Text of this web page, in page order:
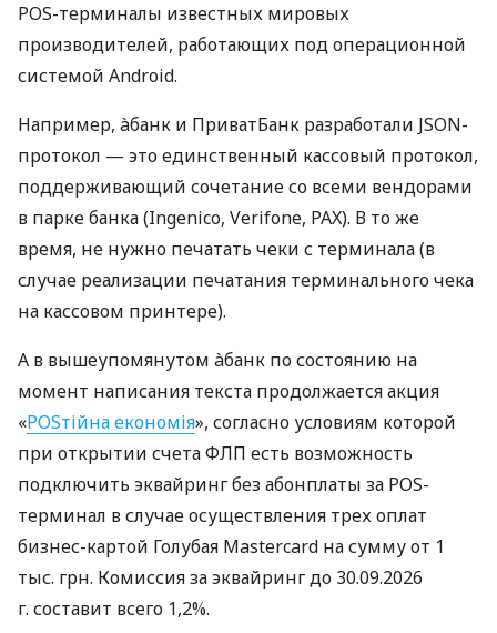
POS-терминалы известных мировых
производителей, работающих под операционной
системой Android.
Например, àбанк и ПриватБанк разработали JSON-
протокол — это единственный кассовый протокол,
поддерживающий сочетание со всеми вендорами
в парке банка (Ingenico, Verifone, PAX). В то же
время, не нужно печатать чеки с терминала (в
случае реализации печатания терминального чека
на кассовом принтере).
А в вышеупомянутом àбанк по состоянию на
момент написания текста продолжается акция
«POSтійна економія», согласно условиям которой
при открытии счета ФЛП есть возможность
подключить эквайринг без абонплаты за POS-
терминал в случае осуществления трех оплат
бизнес-картой Голубая Mastercard на сумму от 1
тыс. грн. Комиссия за эквайринг до 30.09.2026
г. составит всего 1,2%.